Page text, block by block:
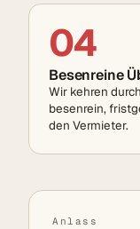
04
Besenreine
Wir kehren
besenrein,
den Vermieter.
Anlass